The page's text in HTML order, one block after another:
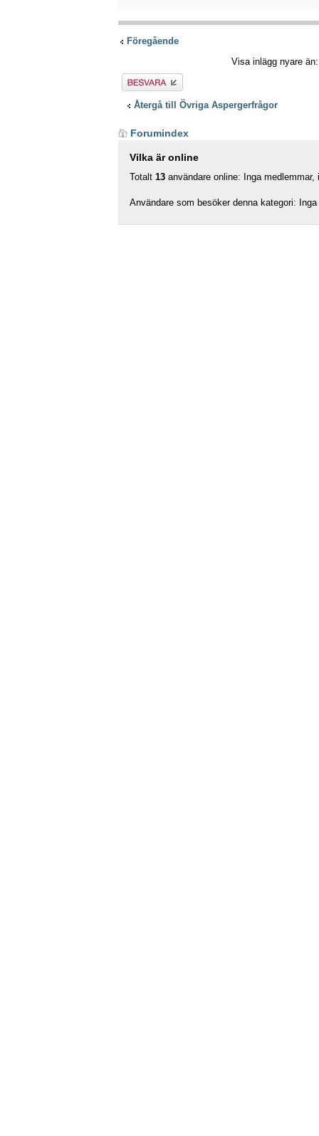
Föregående
Visa inlägg nyare
Besvara
Återgå till Övriga Aspergerfrågor
Forumindex
Vilka är online
Totalt 13 användare online: Inga
Användare som besöker denna kategori: